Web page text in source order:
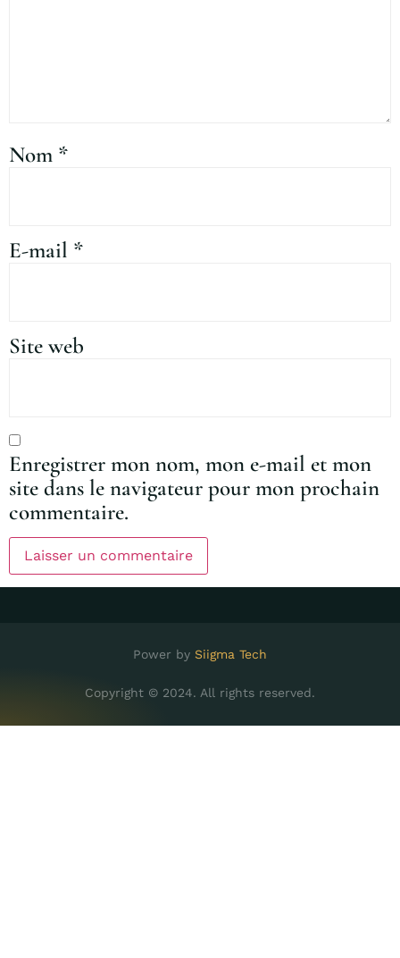
Nom *
E-mail *
Site web
Enregistrer mon nom, mon e-mail et mon
site dans le navigateur pour mon prochain
commentaire.
Power by Siigma Tech
Copyright © 2024. All rights reserved.